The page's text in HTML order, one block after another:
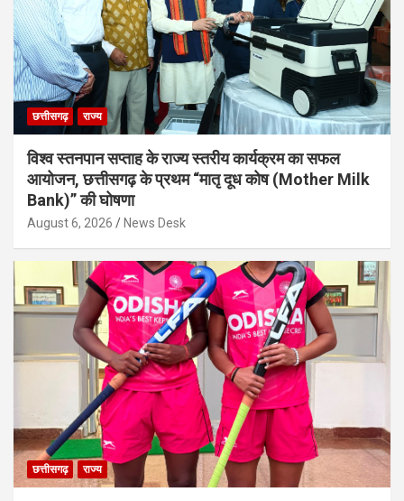
छत्तीसगढ़ राज्य
विश्व स्तनपान सप्ताह के राज्य स्तरीय कार्यक्रम का सफल
आयोजन, छत्तीसगढ़ के प्रथम “मातृ दूध कोष (Mother Milk
Bank)” की घोषणा
August 6, 2026 News Desk
छत्तीसगढ़ राज्य